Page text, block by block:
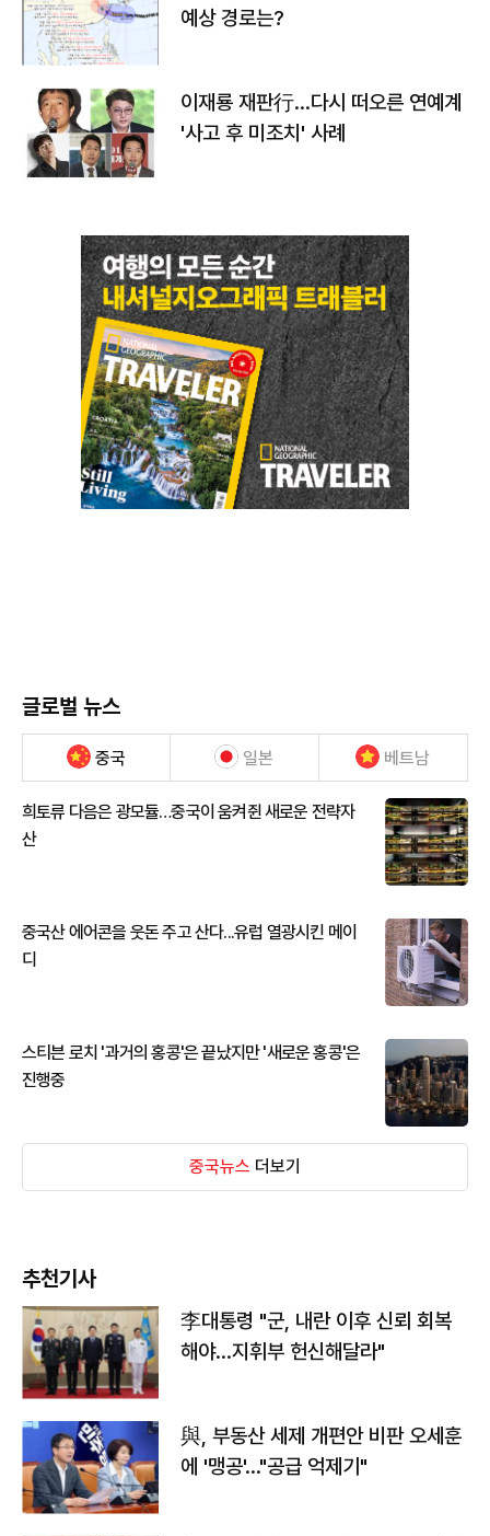
예상 경로는?
이재룡 재판行…다시 떠오른 연예계
'사고 후 미조치' 사례
글로벌 뉴스
중국 일본 베트남
희토류 다음은 광모듈…중국이 움켜쥔 새로운 전략자
산
중국산 에어콘을 웃돈 주고 산다...유럽 열광시킨 메이
디
스티븐 로치 '과거의 홍콩'은 끝났지만 '새로운 홍콩'은
진행중
중국뉴스 더보기
추천기사
李대통령 "군, 내란 이후 신뢰 회복
해야…지휘부 헌신해달라"
與, 부동산 세제 개편안 비판 오세훈
에 '맹공'…"공급 억제기"